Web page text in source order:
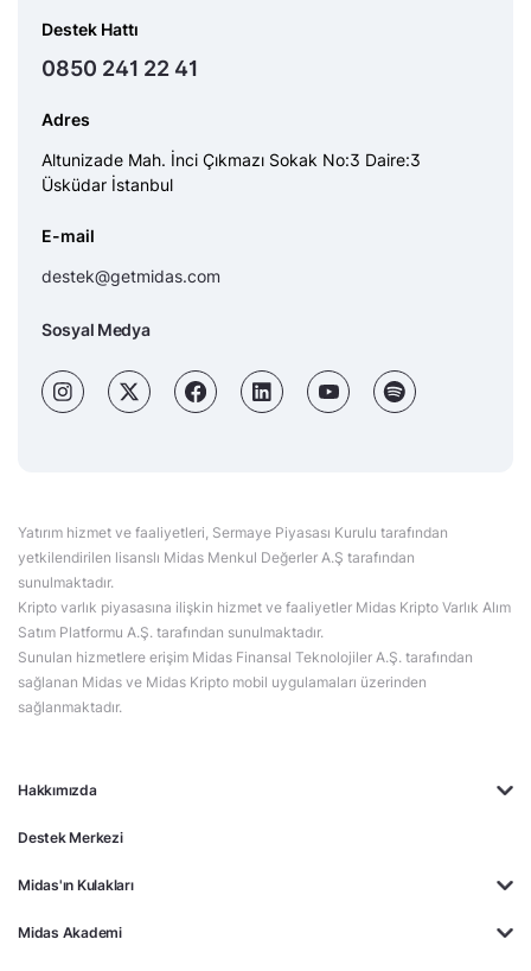
Hakkımızda
Destek Merkezi
Midas'ın Kulakları
Midas Akademi
Destek Hattı
0850 241 22 41
Adres
Altunizade Mah. İnci Çıkmazı Sokak No:3 Daire:3
Üsküdar İstanbul
E-mail
destek@getmidas.com
Sosyal Medya
Yatırım hizmet ve faaliyetleri, Sermaye Piyasası Kurulu tarafından
yetkilendirilen lisanslı Midas Menkul Değerler A.Ş tarafından
sunulmaktadır.
Kripto varlık piyasasına ilişkin hizmet ve faaliyetler Midas Kripto Varlık Alım
Satım Platformu A.Ş. tarafından sunulmaktadır.
Sunulan hizmetlere erişim Midas Finansal Teknolojiler A.Ş. tarafından
sağlanan Midas ve Midas Kripto mobil uygulamaları üzerinden
sağlanmaktadır.